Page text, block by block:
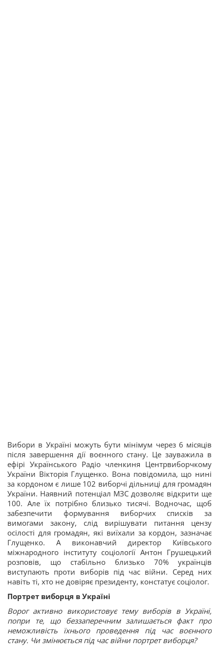
Вибори в Україні можуть бути мінімум через 6 місяців
після завершення дії воєнного стану. Це зауважила в
ефірі Українського Радіо членкиня Центрвиборчкому
України Вікторія Глущенко. Вона повідомила, що нині
за кордоном є лише 102 виборчі дільниці для громадян
України. Наявний потенціал МЗС дозволяє відкрити ще
100. Але їх потрібно близько тисячі. Водночас, щоб
забезпечити формування виборчих списків за
вимогами закону, слід вирішувати питання цензу
осілості для громадян, які виїхали за кордон, зазначає
Глущенко. А виконавчий директор Київського
міжнародного інституту соціології Антон Грушецький
розповів, що стабільно близько 70% українців
виступають проти виборів під час війни. Серед них
навіть ті, хто не довіряє президенту, констатує соціолог.
Портрет виборця в Україні
Ворог активно використовує тему виборів в Україні,
попри те, що беззаперечним залишається факт про
неможливість їхнього проведення під час воєнного
стану. Чи змінюється під час війни портрет виборця?